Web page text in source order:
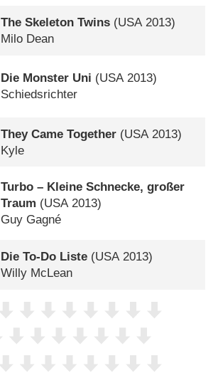
The Skeleton Twins (USA2013)
Milo Dean
Die Monster Uni (USA2013)
Schiedsrichter
They Came Together (USA 2013)
Kyle
Turbo – Kleine Schnecke, großer
Traum (USA2013)
Guy Gagné
Die To-Do Liste (USA2013)
Willy McLean